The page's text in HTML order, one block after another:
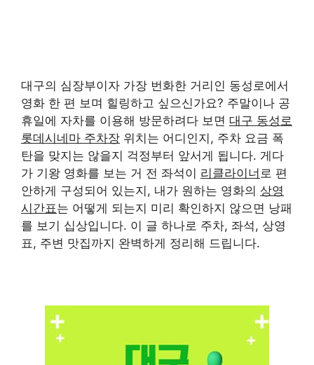
대구의 심장부이자 가장 번화한 거리인 동성로에서
영화 한 편 보며 힐링하고 싶으신가요? 주말이나 공
휴일에 자차를 이용해 방문하려다 보면 대구 동성로
롯데시네마 주차장 위치는 어디인지, 주차 요금 폭
탄을 맞지는 않을지 걱정부터 앞서게 됩니다. 게다
가 기왕 영화를 보는 거 전 좌석이 리클라이너 로 편
안하게 구성되어 있는지, 내가 원하는 영화의 상영
시간표는 어떻게 되는지 미리 확인하지 않으면 낭패
를 보기 십상입니다. 이 글 하나로 주차, 좌석, 상영
표, 주변 맛집까지 완벽하게 정리해 드립니다.